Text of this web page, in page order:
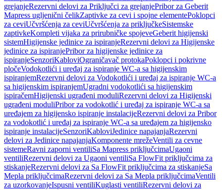
grejanjeRezervni delovi za Priključci za grejanjePribor za Geberit
Mapress ugljenični čelikZaptivke za cevi i spojne elementePoklopci
za ceviUčvršćenja za ceviUčvršćenja za priključkeSistemske
zaptivkeKompleti vijaka za prirubničke spojeveGeberit higijenski
sistemHigijenske jedinice za ispiranjeRezervni delovi za Higijenske
jedinice za ispiranjePribor za higijenske jedinice za
ispiranjeSenzoriKabloviOgraničavač protokaPoklopci i pokrivne
pločeVodokotlići i uređaj za ispiranje WC-a sa higijenskim
ispiranjemRezervni delovi za Vodokotlići i uređaj za ispiranje WC-a
sa higijenskim ispiranjemUgradni vodokotlići sa higijenskim
ispiračemHigijenski ugrađeni moduliRezervni delovi za Higijenski
ugrađeni moduliPribor za vodokotlić i uređaj za ispiranje WC-a sa
uređajem za higijensko ispiranje instalacijeRezervni delovi za Pribor
za vodokotlić i uređaj za ispiranje WC-a sa uređajem za higijensko
ispiranje instalacijeSenzoriKabloviJedinice napajanjaRezervni
delovi za Jedinice napajanjaKomponente mrežeVentili za cevne
sistemeRavni zaporni ventiliSa Mapress priključcimaUgaoni
ventiliRezervni delovi za Ugaoni ventiliSa FlowFit priključcima za
stiskanjeRezervni delovi za Sa FlowFit priključcima za stiskanjeSa
Mepla priključcimaRezervni delovi za Sa Mepla priključcimaVentili
za uzorkovanjeIspusni ventiliKuglasti ventiliRezervni delovi za